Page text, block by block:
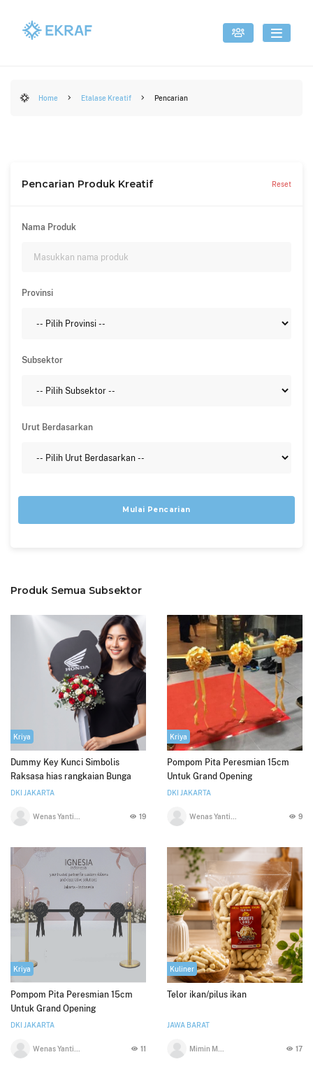
Home Etalase Kreatif Pencarian
Pencarian Produk Kreatif Reset
Nama Produk
Provinsi
Subsektor
Urut Berdasarkan
Mulai Pencarian
Produk Semua Subsektor
Kriya
Dummy Key Kunci Simbolis
Raksasa hias rangkaian Bunga
DKI JAKARTA
19
Kriya
Pompom Pita Peresmian 15cm
Untuk Grand Opening
DKI JAKARTA
9
Kriya
Pompom Pita Peresmian 15cm
Untuk Grand Opening
DKI JAKARTA
11
Kuliner
Telor ikan/pilus ikan
JAWA BARAT
17